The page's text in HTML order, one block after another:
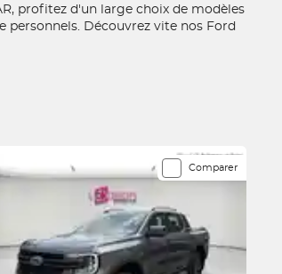
profitez d'un large choix de modèles
personnels. Découvrez vite nos Ford
Comparer